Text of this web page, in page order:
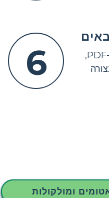
6
מכאן תוכלו להדפיס, להוריד כ-PDF,
ומולקולות